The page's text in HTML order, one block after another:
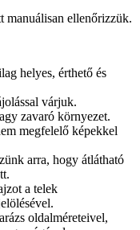
manuálisan ellenőrizzük.
helyes, érthető és
várjuk.
zavaró környezet.
megfelelő képekkel
arra, hogy átlátható
a telek
oldalméreteivel,